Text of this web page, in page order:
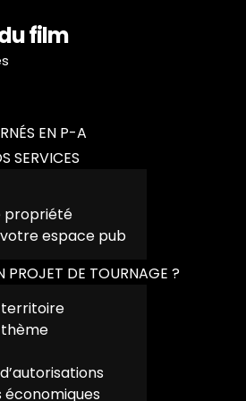
film
EN P-A
SERVICES
propriété
espace pub
PROJET DE TOURNAGE ?
économiques